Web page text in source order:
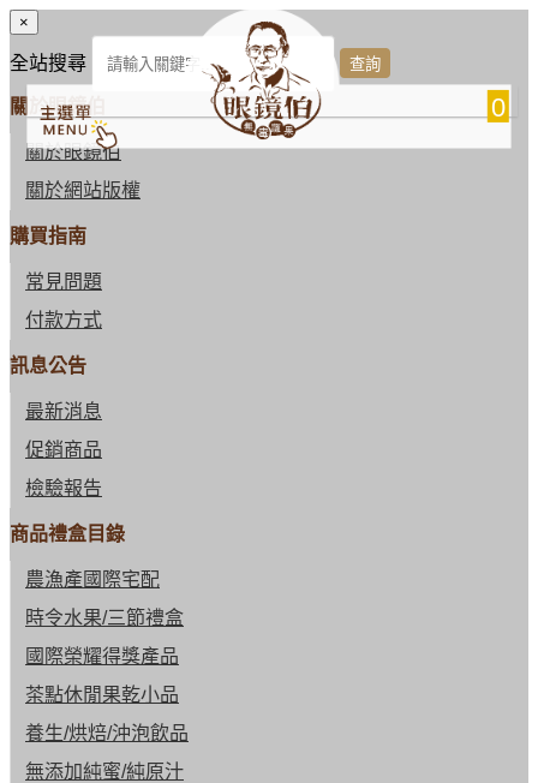
0
×
全站搜尋
關於眼鏡伯
關於眼鏡伯
關於網站版權
購買指南
常見問題
付款方式
訊息公告
最新消息
促銷商品
檢驗報告
商品禮盒目錄
農漁產國際宅配
時令水果/三節禮盒
國際榮耀得獎產品
茶點休閒果乾小品
養生/烘焙/沖泡飲品
無添加純蜜/純原汁